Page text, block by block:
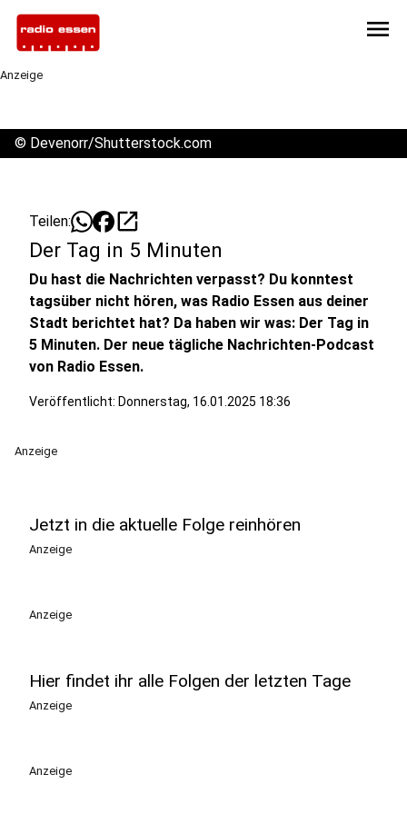
menu
Anzeige
© Devenorr/Shutterstock.com
Teilen: open_in_new
Der Tag in 5 Minuten
Du hast die Nachrichten verpasst? Du konntest
tagsüber nicht hören, was Radio Essen aus deiner
Stadt berichtet hat? Da haben wir was: Der Tag in
5 Minuten. Der neue tägliche Nachrichten-Podcast
von Radio Essen.
Veröffentlicht: Donnerstag, 16.01.2025 18:36
Anzeige
Jetzt in die aktuelle Folge reinhören
Anzeige
Anzeige
Hier findet ihr alle Folgen der letzten Tage
Anzeige
Anzeige